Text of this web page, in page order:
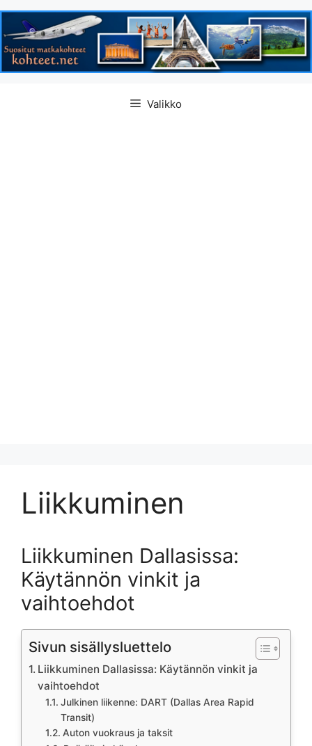
Valikko
Liikkuminen
Liikkuminen Dallasissa:
Käytännön vinkit ja
vaihtoehdot
Sivun sisällysluettelo
Liikkuminen Dallasissa: Käytännön vinkit ja
vaihtoehdot
Julkinen liikenne: DART (Dallas Area Rapid
Transit)
Auton vuokraus ja taksit